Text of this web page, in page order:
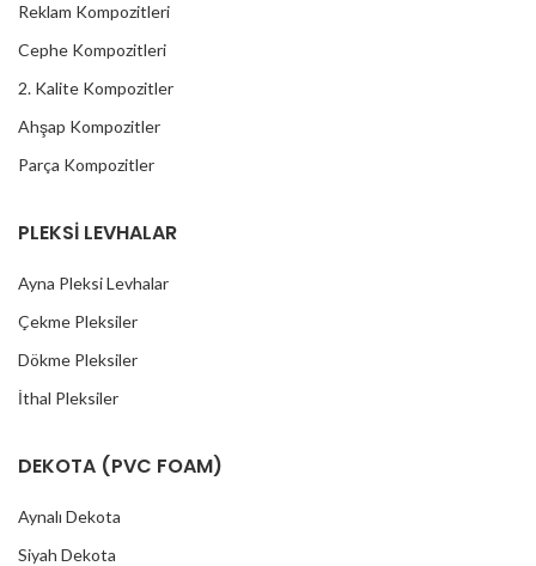
Reklam Kompozitleri
Cephe Kompozitleri
2. Kalite Kompozitler
Ahşap Kompozitler
Parça Kompozitler
PLEKSİ LEVHALAR
Ayna Pleksi Levhalar
Çekme Pleksiler
Dökme Pleksiler
İthal Pleksiler
DEKOTA (PVC FOAM)
Aynalı Dekota
Siyah Dekota